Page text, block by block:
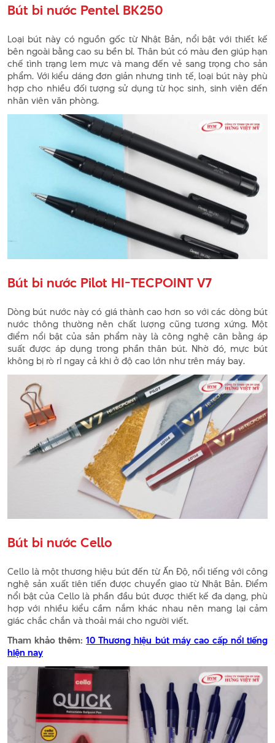
Bút bi nước Pentel BK250
Loại bút này có nguồn gốc từ Nhật Bản, nổi bật với thiết kế
bên ngoài bằng cao su bền bỉ. Thân bút có màu đen giúp hạn
chế tình trạng lem mực và mang đến vẻ sang trọng cho sản
phẩm. Với kiểu dáng đơn giản nhưng tinh tế, loại bút này phù
hợp cho nhiều đối tượng sử dụng từ học sinh, sinh viên đến
nhân viên văn phòng.
Bút bi nước Pilot HI-TECPOINT V7
Dòng bút nước này có giá thành cao hơn so với các dòng bút
nước thông thường nên chất lượng cũng tương xứng. Một
điểm nổi bật của sản phẩm này là công nghệ cân bằng áp
suất được áp dụng trong phần thân bút. Nhờ đó, mực bút
không bị rò rỉ ngay cả khi ở độ cao lớn như trên máy bay.
Bút bi nước Cello
Cello là một thương hiệu bút đến từ Ấn Độ, nổi tiếng với công
nghệ sản xuất tiên tiến được chuyển giao từ Nhật Bản. Điểm
nổi bật của Cello là phần đầu bút được thiết kế đa dạng, phù
hợp với nhiều kiểu cầm nắm khác nhau nên mang lại cảm
giác chắc chắn và thoải mái cho người viết.
Tham khảo thêm:10 Thương hiệu bút máy cao cấp nổi tiếng
hiện nay